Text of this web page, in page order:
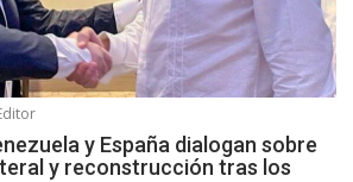
y España dialogan sobre
y reconstrucción tras los